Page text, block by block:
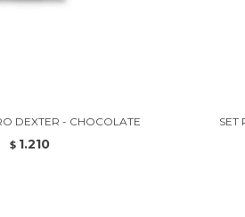
DEXTER - CHOCOLATE
$ 1.210
SET